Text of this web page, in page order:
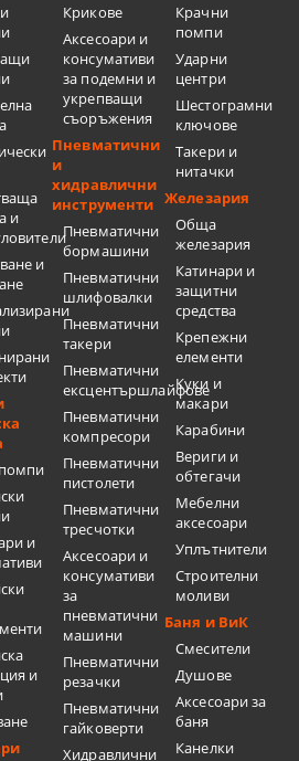
и
и
и
и
Крикове
Аксесоари и
консумативи
за подемни и
укрепващи
съоръжения
Пневматични
и
хидравлични
инструменти
Пневматични
бормашини
Пневматични
шлифовалки
Пневматични
такери
Пневматични
ексцентършлайфове
Пневматични
компресори
Пневматични
пистолети
Пневматични
тресчотки
Аксесоари и
консумативи
за
пневматични
машини
Пневматични
резачки
Пневматични
гайковерти
Хидравлични
Крачни
помпи
Ударни
центри
Шестограмни
ключове
Такери и
нитачки
Железария
Обща
железария
Катинари и
защитни
средства
Крепежни
елементи
Куки и
макари
Карабини
Вериги и
обтегачи
Мебелни
аксесоари
Уплътнители
Строителни
моливи
Баня и ВиК
Смесители
Душове
Аксесоари за
баня
Канелки